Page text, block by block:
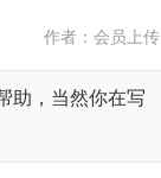
作者：会员上传
助，当然你在写